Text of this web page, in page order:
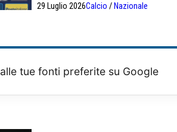
29 Luglio 2026Calcio / Nazionale
alle tue fonti preferite su Google